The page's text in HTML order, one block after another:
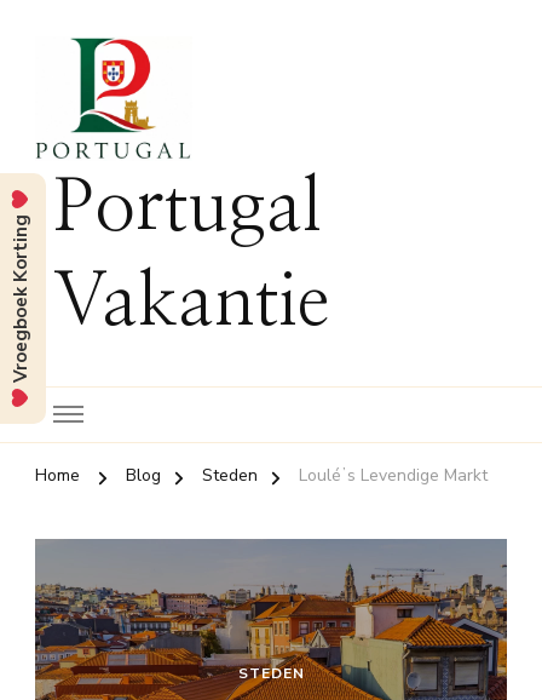
Portugal
Vakantie
Home Blog Steden Louléʼs Levendige Markt
STEDEN
Vroegboek Korting